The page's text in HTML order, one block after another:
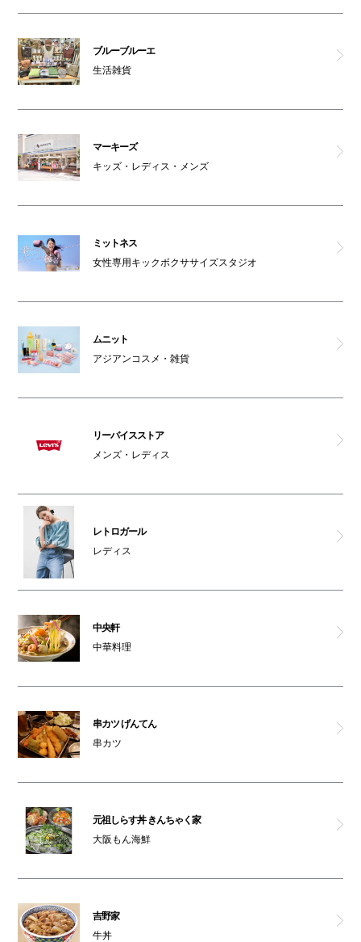
ブルーブルーエ
生活雑貨
マーキーズ
キッズ・レディス・メンズ
ミットネス
女性専用キックボクササイズスタジオ
ムニット
アジアンコスメ・雑貨
リーバイスストア
メンズ・レディス
レトロガール
レディス
中央軒
中華料理
串カツ げんてん
串カツ
元祖しらす丼 きんちゃく家
大阪もん海鮮
吉野家
牛丼